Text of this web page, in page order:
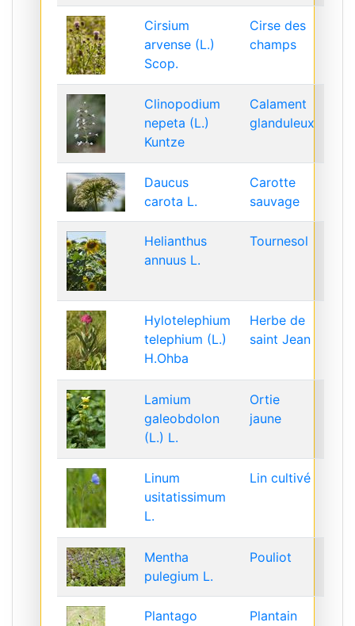
Cirsium
arvense (L.)
Scop.
Cirse des
champs
Clinopodium
nepeta (L.)
Kuntze
Calament
glanduleux
Daucus
carota L.
Carotte
sauvage
Helianthus
annuus L.
Tournesol
Hylotelephium
telephium (L.)
H.Ohba
Herbe de
saint Jean
Lamium
galeobdolon
(L.) L.
Ortie
jaune
Linum
usitatissimum
L.
Lin cultivé
Mentha
pulegium L.
Pouliot
Plantago
Plantain